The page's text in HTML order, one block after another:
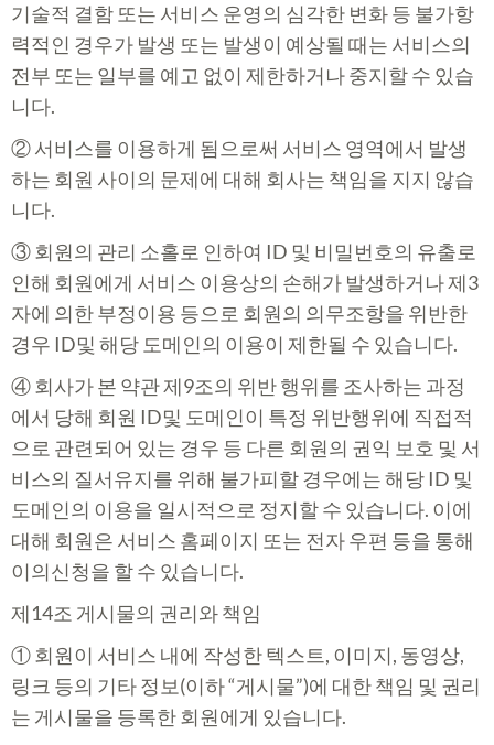
기술적 결함 또는 서비스 운영의 심각한 변화 등 불가항
력적인 경우가 발생 또는 발생이 예상될 때는 서비스의
전부 또는 일부를 예고 없이 제한하거나 중지할 수 있습
니다.
② 서비스를 이용하게 됨으로써 서비스 영역에서 발생
하는 회원 사이의 문제에 대해 회사는 책임을 지지 않습
니다.
③ 회원의 관리 소홀로 인하여 ID 및 비밀번호의 유출로
인해 회원에게 서비스 이용상의 손해가 발생하거나 제3
자에 의한 부정이용 등으로 회원의 의무조항을 위반한
경우 ID및 해당 도메인의 이용이 제한될 수 있습니다.
④ 회사가 본 약관 제9조의 위반 행위를 조사하는 과정
에서 당해 회원 ID및 도메인이 특정 위반행위에 직접적
으로 관련되어 있는 경우 등 다른 회원의 권익 보호 및 서
비스의 질서유지를 위해 불가피할 경우에는 해당 ID 및
도메인의 이용을 일시적으로 정지할 수 있습니다. 이에
대해 회원은 서비스 홈페이지 또는 전자 우편 등을 통해
이의신청을 할 수 있습니다.
제14조 게시물의 권리와 책임
① 회원이 서비스 내에 작성한 텍스트, 이미지, 동영상,
링크 등의 기타 정보(이하 “게시물”)에 대한 책임 및 권리
는 게시물을 등록한 회원에게 있습니다.